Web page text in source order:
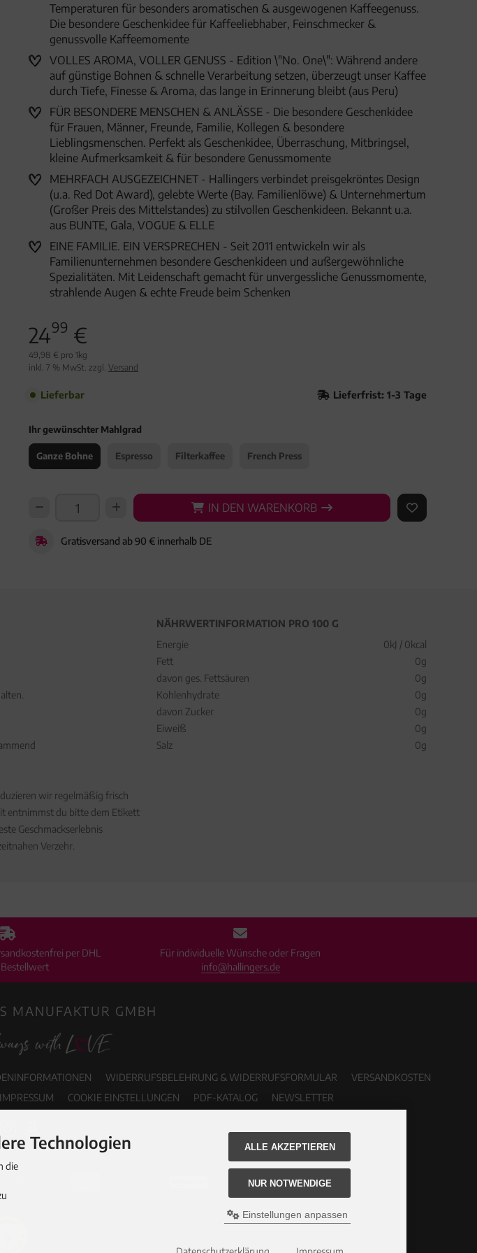
Temperaturen für besonders aromatischen & ausgewogenen Kaffeegenuss.
Die besondere Geschenkidee für Kaffeeliebhaber, Feinschmecker &
genussvolle Kaffeemomente
VOLLES AROMA, VOLLER GENUSS - Edition \"No. One\": Während andere
auf günstige Bohnen & schnelle Verarbeitung setzen, überzeugt unser Kaffee
durch Tiefe, Finesse & Aroma, das lange in Erinnerung bleibt (aus Peru)
FÜR BESONDERE MENSCHEN & ANLÄSSE - Die besondere Geschenkidee
für Frauen, Männer, Freunde, Familie, Kollegen & besondere
Lieblingsmenschen. Perfekt als Geschenkidee, Überraschung, Mitbringsel,
kleine Aufmerksamkeit & für besondere Genussmomente
MEHRFACH AUSGEZEICHNET - Hallingers verbindet preisgekröntes Design
(u.a. Red Dot Award), gelebte Werte (Bay. Familienlöwe) & Unternehmertum
(Großer Preis des Mittelstandes) zu stilvollen Geschenkideen. Bekannt u.a.
aus BUNTE, Gala, VOGUE & ELLE
EINE FAMILIE. EIN VERSPRECHEN - Seit 2011 entwickeln wir als
Familienunternehmen besondere Geschenkideen und außergewöhnliche
Spezialitäten. Mit Leidenschaft gemacht für unvergessliche Genussmomente,
strahlende Augen & echte Freude beim Schenken
2499 €
49,98 € pro 1kg
inkl. 7 % MwSt. zzgl. Versand
Lieferbar Lieferfrist: 1-3 Tage
Ihr gewünschter Mahlgrad
Ganze Bohne Espresso Filterkaffee French Press
IN DEN WARENKORB
IN DEN WARENKORB AUF DEN
Gratisversand ab 90 € innerhalb DE
wir regelmäßig frisch
entnimmst du bitte dem Etikett
Geschmackserlebnis
Verzehr.
NÄHRWERTINFORMATION PRO 100 G
Energie
0kJ / 0kcal
Fett
0g
davon ges. Fettsäuren
0g
Kohlenhydrate
0g
davon Zucker
0g
Eiweiß
0g
Salz
0g
per DHL
Für individuelle Wünsche oder Fragen
info@hallingers.de
MANUFAKTUR GMBH
WIDERRUFSBELEHRUNG & WIDERRUFSFORMULAR
VERSANDKOSTEN
IMPRESSUM COOKIE EINSTELLUNGEN PDF-KATALOG NEWSLETTER
Technologien
die
ALLE AKZEPTIEREN
NUR NOTWENDIGE
Einstellungen anpassen